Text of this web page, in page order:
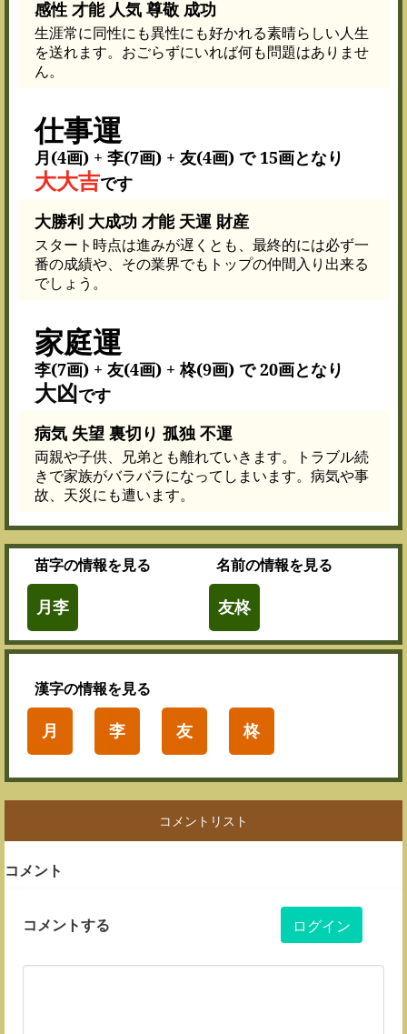
感性 才能 人気 尊敬 成功
生涯常に同性にも異性にも好かれる素晴らしい人生
を送れます。おごらずにいれば何も問題はありませ
ん。
仕事運
月(4画) + 李(7画) + 友(4画) で 15画となり
大大吉です
大勝利 大成功 才能 天運 財産
スタート時点は進みが遅くとも、最終的には必ず一
番の成績や、その業界でもトップの仲間入り出来る
でしょう。
家庭運
李(7画) + 友(4画) + 柊(9画) で 20画となり
大凶です
病気 失望 裏切り 孤独 不運
両親や子供、兄弟とも離れていきます。トラブル続
きで家族がバラバラになってしまいます。病気や事
故、天災にも遭います。
苗字の情報を見る
月李
名前の情報を見る
友柊
漢字の情報を見る
月 李 友 柊
コメントリスト
コメント
コメントする ログイン